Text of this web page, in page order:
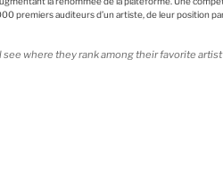
premiers auditeurs d’un artiste, de leur position
where they rank among their favorite